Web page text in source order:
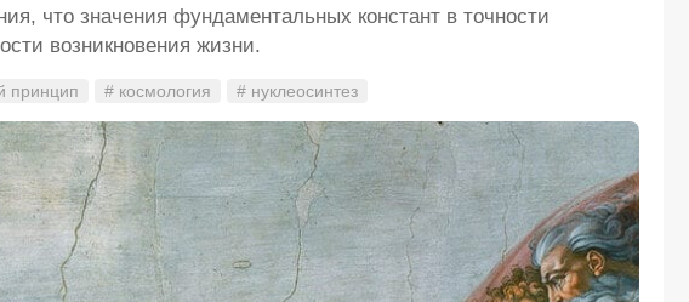
что значения фундаментальных констант в точности
возникновения жизни.
принцип # космология # нуклеосинтез